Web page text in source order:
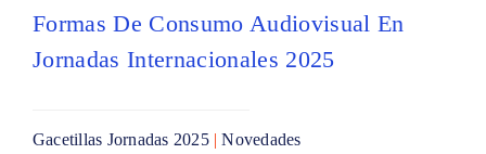
Formas De Consumo Audiovisual En
Jornadas Internacionales 2025
Gacetillas Jornadas 2025|Novedades